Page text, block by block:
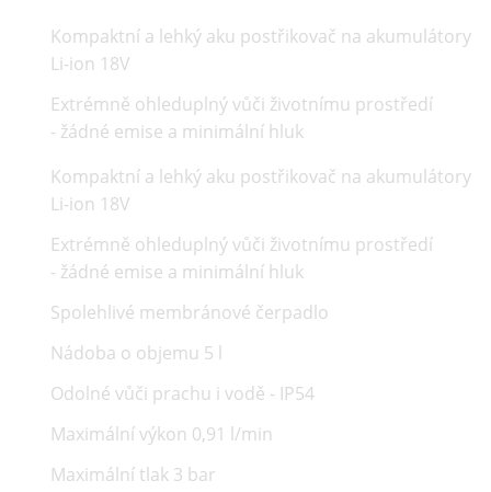
Kompaktní a lehký aku postřikovač na akumulátory
Li-ion 18V
Extrémně ohleduplný vůči životnímu prostředí
- žádné emise a minimální hluk
Kompaktní a lehký aku postřikovač na akumulátory
Li-ion 18V
Extrémně ohleduplný vůči životnímu prostředí
- žádné emise a minimální hluk
Spolehlivé membránové čerpadlo
Nádoba o objemu 5 l
Odolné vůči prachu i vodě - IP54
Maximální výkon 0,91 l/min
Maximální tlak 3 bar